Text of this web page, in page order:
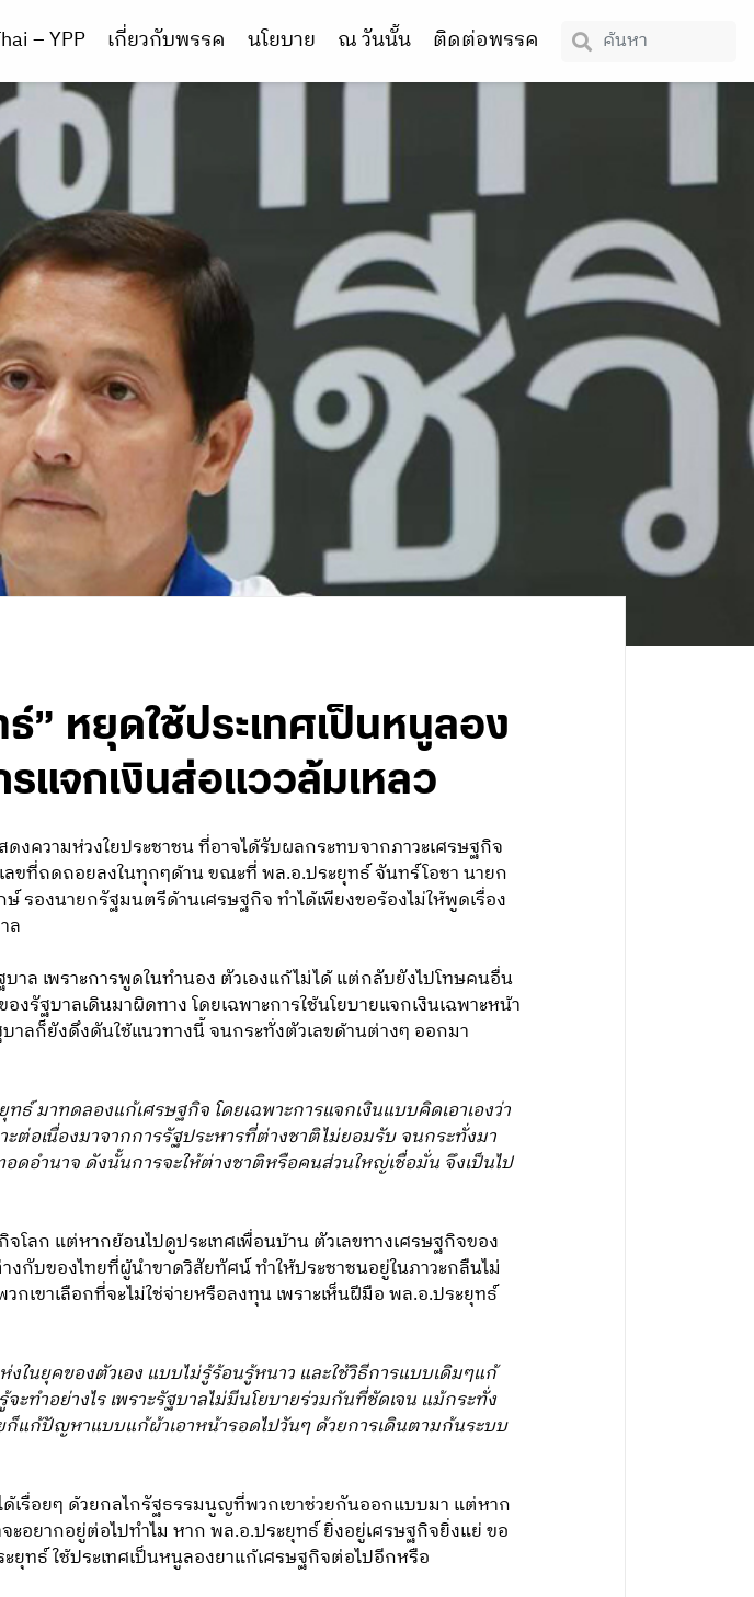
– YPP เกี่ยวกับพรรค นโยบาย ณ วันนั้น ติดต่อพรรค
” หยุดใช้ประเทศเป็นหนูลอง
แจกเงินส่อแววล้มเหลว
งความห่วงใยประชาชน ที่อาจได้รับผลกระทบจากภาวะเศรษฐกิจ
ขที่ถดถอยลงในทุกๆด้าน ขณะที่ พล.อ.ประยุทธ์ จันทร์โอชา นายก
องนายกรัฐมนตรีด้านเศรษฐกิจ ทำได้เพียงขอร้องไม่ให้พูดเรื่อง
ล
ล เพราะการพูดในทำนอง ตัวเองแก้ไม่ได้ แต่กลับยังไปโทษคนอื่น
รัฐบาลเดินมาผิดทาง โดยเฉพาะการใช้นโยบายแจกเงินเฉพาะหน้า
ลก็ยังดึงดันใช้แนวทางนี้ จนกระทั่งตัวเลขด้านต่างๆ ออกมา
ธ์ มาทดลองแก้เศรษฐกิจ โดยเฉพาะการแจกเงินแบบคิดเอาเองว่า
อเนื่องมาจากการรัฐประหารที่ต่างชาติไม่ยอมรับ จนกระทั่งมา
อำนาจ ดังนั้นการจะให้ต่างชาติหรือคนส่วนใหญ่เชื่อมั่น จึงเป็นไป
ลก แต่หากย้อนไปดูประเทศเพื่อนบ้าน ตัวเลขทางเศรษฐกิจของ
งกับของไทยที่ผู้นำขาดวิสัยทัศน์ ทำให้ประชาชนอยู่ในภาวะกลืนไม่
เขาเลือกที่จะไม่ใช่จ่ายหรือลงทุน เพราะเห็นฝีมือ พล.อ.ประยุทธ์
ในยุคของตัวเอง แบบไม่รู้ร้อนรู้หนาว และใช้วิธีการแบบเดิมๆแก้
ำอย่างไร เพราะรัฐบาลไม่มีนโยบายร่วมกันที่ชัดเจน แม้กระทั่ง
ก็แก้ปัญหาแบบแก้ผ้าเอาหน้ารอดไปวันๆ ด้วยการเดินตามก้นระบบ
เรื่อยๆ ด้วยกลไกรัฐธรรมนูญที่พวกเขาช่วยกันออกแบบมา แต่หาก
อยากอยู่ต่อไปทำไม หาก พล.อ.ประยุทธ์ ยิ่งอยู่เศรษฐกิจยิ่งแย่ ขอ
ยุทธ์ ใช้ประเทศเป็นหนูลองยาแก้เศรษฐกิจต่อไปอีกหรือ